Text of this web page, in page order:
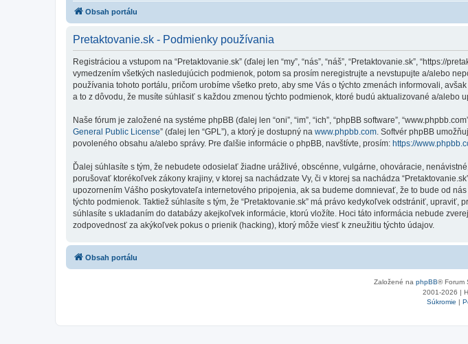
Obsah portálu
Pretaktovanie.sk - Podmienky používania
Registráciou a vstupom na “Pretaktovanie.sk” (ďalej len “my”, “nás”, “náš”, “Pretaktovanie.sk”,
vymedzením všetkých nasledujúcich podmienok, potom sa prosím neregistrujte a nevstupujte a/alebo
používania tohoto portálu, pričom urobíme všetko preto, aby sme Vás o týchto zmenách informovali,
a to z dôvodu, že musíte súhlasiť s každou zmenou týchto podmienok, ktoré budú aktualizované a/alebo
Naše fórum je založené na systéme phpBB (ďalej len “oni”, “im”, “ich”, “phpBB software”,
General Public License” (ďalej len “GPL”), a ktorý je dostupný na www.phpbb.com. Softvér phpBB
povoleného obsahu a/alebo správy. Pre ďalšie informácie o phpBB, navštívte, prosím: https://
Ďalej súhlasíte s tým, že nebudete odosielať žiadne urážlivé, obscénne, vulgárne, ohováracie,
porušovať ktorékoľvek zákony krajiny, v ktorej sa nachádzate Vy, či v ktorej sa nachádza
upozornením Vášho poskytovateľa internetového pripojenia, ak sa budeme domnievať, že to bude od
týchto podmienok. Taktiež súhlasíte s tým, že “Pretaktovanie.sk” má právo kedykoľvek odstrániť,
súhlasíte s ukladaním do databázy akejkoľvek informácie, ktorú vložíte. Hoci táto informácia nebude
zodpovednosť za akýkoľvek pokus o prienik (hacking), ktorý môže viesť k zneužitiu týchto údajov.
Obsah portálu
Založené na phpBB® Forum
2001-2026 |
Súkromie |